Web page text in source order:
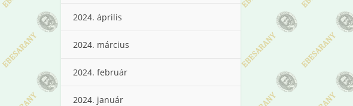
2024. április
2024. március
2024. február
2024. január